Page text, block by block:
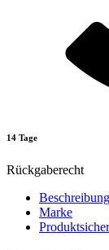
14 Tage
Rückgaberecht
Beschreibung
Marke